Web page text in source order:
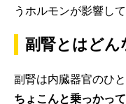
うホルモンが影響して
副腎とはどん
副腎は内臓器官のひと
ちょこんと乗っかっ